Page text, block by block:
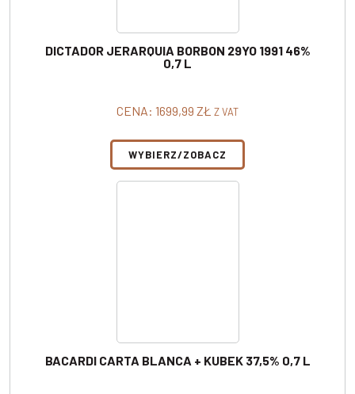
DICTADOR JERARQUIA BORBON 29YO 1991 46%
0,7 L
CENA: 1699,99 ZŁ Z VAT
WYBIERZ/ZOBACZ
BACARDI CARTA BLANCA + KUBEK 37,5% 0,7 L